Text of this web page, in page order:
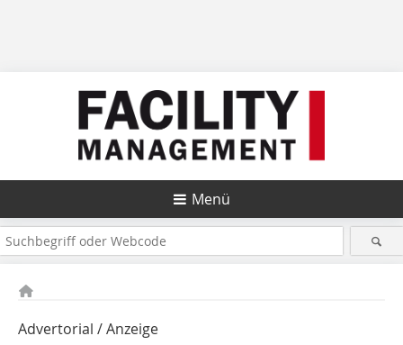
Menü
Advertorial / Anzeige